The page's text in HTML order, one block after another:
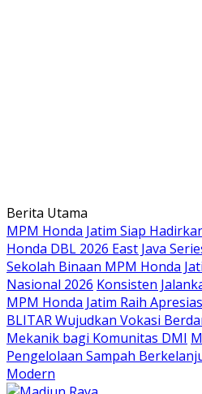
Langsung
ke
konten
Berita Utama
MPM Honda Jatim Siap
Honda DBL 2026 East Java
Sekolah Binaan MPM Honda
Nasional 2026 Konsisten
MPM Honda Jatim Raih
BLITAR Wujudkan Vokasi
Mekanik bagi Komunitas DMI
Pengelolaan Sampah
Modern